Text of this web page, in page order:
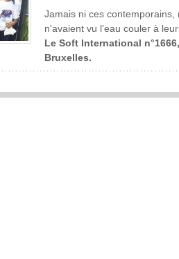
Jamais ni ces contemporains,
n'avaient vu l'eau couler à
Le Soft International
Bruxelles.